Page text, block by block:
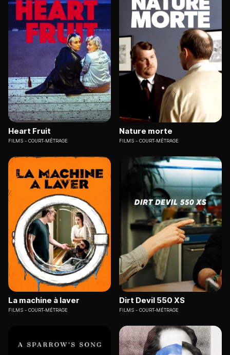
Heart Fruit
FILMS COURT-MÉTRAGE
Nature morte
FILMS COURT-MÉTRAGE
La machine à laver
FILMS COURT-MÉTRAGE
Dirt Devil 550 XS
FILMS COURT-MÉTRAGE